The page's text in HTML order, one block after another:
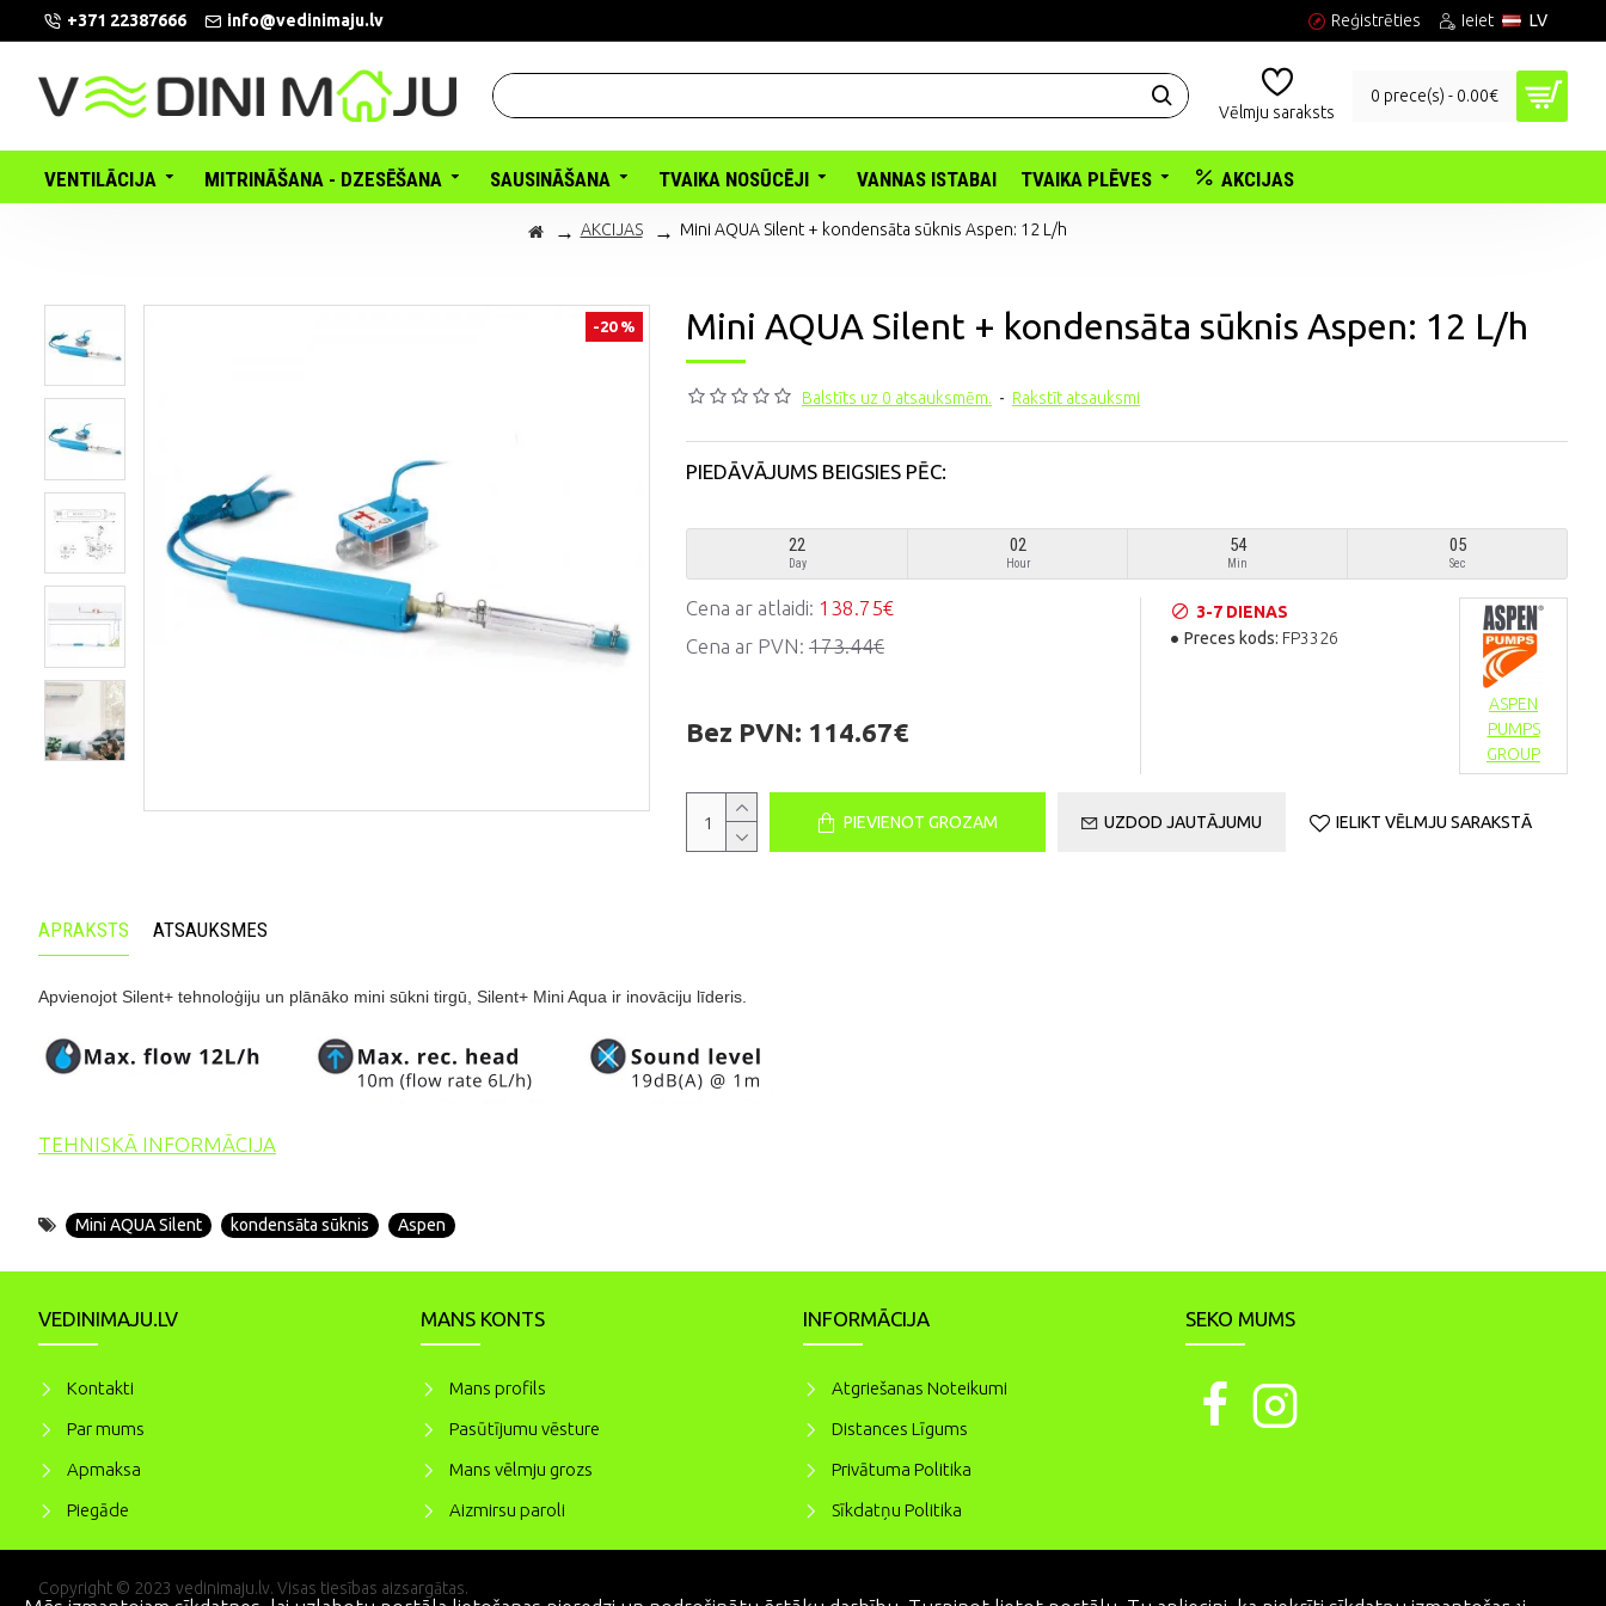
+371 22387666 info@vedinimaju.lv LV
Reģistrēties Ieiet
Vēlmju saraksts
0 prece(s) - 0.00€
VENTILĀCIJA MITRINĀŠANA - DZESĒŠANA SAUSINĀŠANA TVAIKA NOSŪCĒJI VANNAS ISTABAI TVAIKA PLĒVES AKCIJAS
AKCIJAS Mini AQUA Silent + kondensāta sūknis Aspen: 12 L/h
-20 % Mini AQUA Silent + kondensāta sūknis Aspen: 12 L/h
Balstīts uz 0 atsauksmēm. - Rakstīt atsauksmi
PIEDĀVĀJUMS BEIGSIES PĒC:
22
Day
02
Hour
54
Min
05
Sec
Cena ar atlaidi: 138.75€
Cena ar PVN: 173.44€
Bez PVN: 114.67€
3-7 DIENAS
Preces kods: FP3326
ASPEN
PUMPS
GROUP
PIEVIENOT GROZAM UZDOD JAUTĀJUMU IELIKT VĒLMJU SARAKSTĀ
APRAKSTS ATSAUKSMES
Apvienojot Silent+ tehnoloģiju un plānāko mini sūkni tirgū, Silent+ Mini Aqua ir inovāciju līderis.
TEHNISKĀ INFORMĀCIJA
Mini AQUA Silent kondensāta sūknis Aspen
VEDINIMAJU.LV
Kontakti
Par mums
Apmaksa
Piegāde
MANS KONTS
Mans profils
Pasūtījumu vēsture
Mans vēlmju grozs
Aizmirsu paroli
INFORMĀCIJA
Atgriešanas Noteikumi
Distances Līgums
Privātuma Politika
Sīkdatņu Politika
SEKO MUMS
Copyright © 2023 vedinimaju.lv. Visas tiesības aizsargātas.